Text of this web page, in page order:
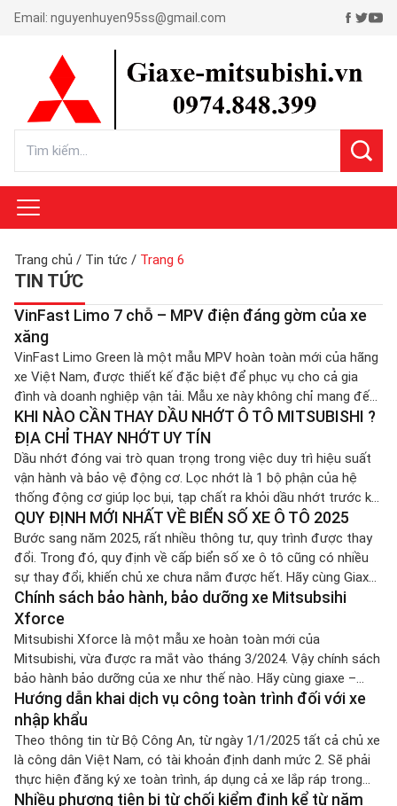
Email: nguyenhuyen95ss@gmail.com
Trang chủ / Tin tức / Trang 6
TIN TỨC
VinFast Limo 7 chỗ – MPV điện đáng gờm của xe
xăng
VinFast Limo Green là một mẫu MPV hoàn toàn mới của hãng
xe Việt Nam, được thiết kế đặc biệt để phục vụ cho cả gia
đình và doanh nghiệp vận tải. Mẫu xe này không chỉ mang đến
không gian nội thất rộng rãi cho 7 chỗ ngồi mà còn thể hiện sự
đổi […]
KHI NÀO CẦN THAY DẦU NHỚT Ô TÔ MITSUBISHI ?
ĐỊA CHỈ THAY NHỚT UY TÍN
Dầu nhớt đóng vai trò quan trọng trong việc duy trì hiệu suất
vận hành và bảo vệ động cơ. Lọc nhớt là 1 bộ phận của hệ
thống động cơ giúp lọc bụi, tạp chất ra khỏi dầu nhớt trước khi
dầu được đưa đến các bộ phận khác của động cơ. Hoạt động
[…]
QUY ĐỊNH MỚI NHẤT VỀ BIỂN SỐ XE Ô TÔ 2025
Bước sang năm 2025, rất nhiều thông tư, quy trình được thay
đổi. Trong đó, quy định về cấp biển số xe ô tô cũng có nhiều
sự thay đổi, khiến chủ xe chưa nắm được hết. Hãy cùng Giaxe-
mitsubishi.vn phân tích dưới đây để nắm bắt được thông tin
cụ thể nhất. Quy định […]
Chính sách bảo hành, bảo dưỡng xe Mitsubsihi
Xforce
Mitsubishi Xforce là một mẫu xe hoàn toàn mới của
Mitsubishi, vừa được ra mắt vào tháng 3/2024. Vậy chính sách
bảo hành bảo dưỡng của xe như thế nào. Hãy cùng giaxe –
mitsubishi.vn tham khảo qua bài viết ngay sau đây. Mitsubishi
Motors cam kết mang đến cho khách hàng sự an tâm […]
Hướng dẫn khai dịch vụ công toàn trình đối với xe
nhập khẩu
Theo thông tin từ Bộ Công An, từ ngày 1/1/2025 tất cả chủ xe
là công dân Việt Nam, có tài khoản định danh mức 2. Sẽ phải
thực hiện đăng ký xe toàn trình, áp dụng cả xe lắp ráp trong
nước và nhập khẩu. Đây là chương trình giúp người dân tối ưu
Nhiều phương tiện bị từ chối kiểm định kể từ năm